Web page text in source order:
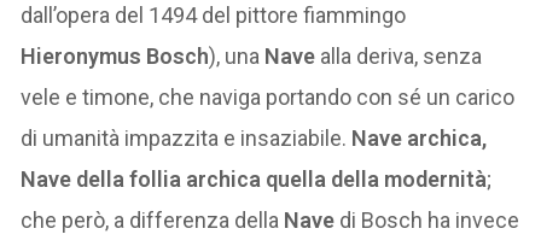
dall’opera del 1494 del pittore fiammingo
Hieronymus Bosch), una Nave alla deriva, senza
vele e timone, che naviga portando con sé un carico
di umanità impazzita e insaziabile. Nave archica,
Nave della follia archica quella della modernità;
che però, a differenza della Nave di Bosch ha invece